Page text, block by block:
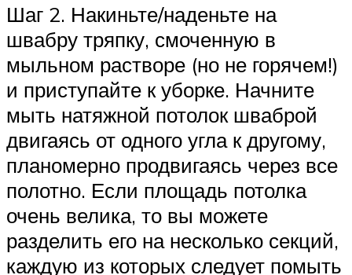
Шаг 2. Накиньте/наденьте на
швабру тряпку, смоченную в
мыльном растворе (но не горячем!)
и приступайте к уборке. Начните
мыть натяжной потолок шваброй
двигаясь от одного угла к другому,
планомерно продвигаясь через все
полотно. Если площадь потолка
очень велика, то вы можете
разделить его на несколько секций,
каждую из которых следует помыть